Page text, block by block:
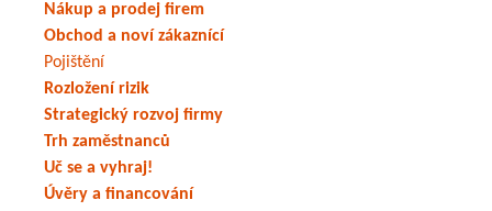
Nákup a prodej firem
Obchod a noví zákaznící
Pojištění
Rozložení rizik
Strategický rozvoj firmy
Trh zaměstnanců
Uč se a vyhraj!
Úvěry a financování